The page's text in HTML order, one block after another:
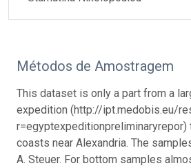
Métodos de Amostragem
This dataset is only a part from a
expedition (http://ipt.medobis.eu/
r=egyptexpeditionpreliminaryrepor)
coasts near Alexandria. The
A. Steuer. For bottom samples